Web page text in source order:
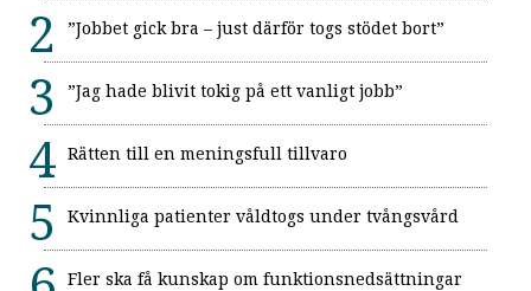
”Jobbet gick bra – just därför togs stödet bort”
”Jag hade blivit tokig på ett vanligt jobb”
Rätten till en meningsfull tillvaro
Kvinnliga patienter våldtogs under tvångsvård
Fler ska få kunskap om funktionsnedsättningar